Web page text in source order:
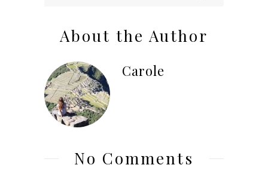
About the Author
Carole
No Comments